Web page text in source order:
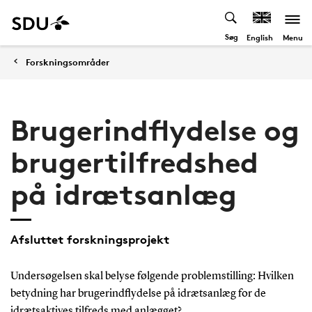
Søg English Menu
Forskningsområder
Brugerindflydelse og
brugertilfredshed
på idrætsanlæg
Afsluttet forskningsprojekt
Undersøgelsen skal belyse følgende problemstilling: Hvilken
betydning har brugerindflydelse på idrætsanlæg for de